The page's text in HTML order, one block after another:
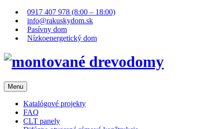
Skip
content
0917 407 978 (8:00 – 18:00)
info@rakuskydom.sk
Pasívny dom
Nízkoenergetický dom
Menu
Katalógové projekty
FAQ
CLT panely